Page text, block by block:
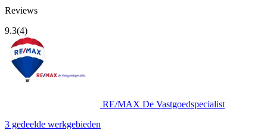
Reviews
9.3(4)
RE/MAX De Vastgoedspecialist
3 gedeelde werkgebieden